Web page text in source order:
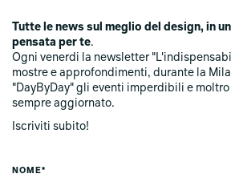
Tutte le news sul meglio del design, in
pensata per te.
Ogni venerdi la newsletter
mostre e approfondimenti, durante la
"DayByDay" gli eventi imperdibili e
sempre aggiornato.
Iscriviti subito!
NOME*